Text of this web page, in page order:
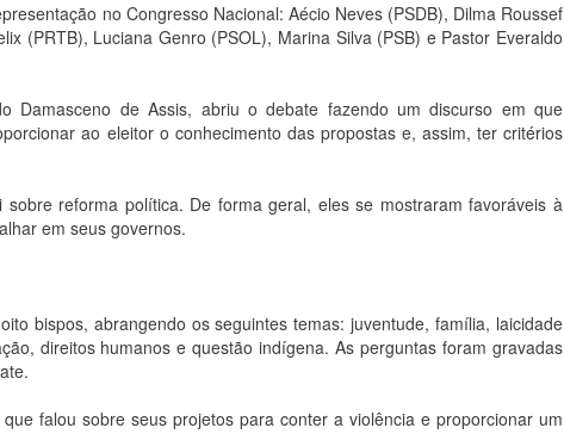
no Congresso Nacional: Aécio Neves (PSDB), Dilma Roussef
(PRTB), Luciana Genro (PSOL), Marina Silva (PSB) e Pastor Everaldo
Damasceno de Assis, abriu o debate fazendo um discurso em que
ao eleitor o conhecimento das propostas e, assim, ter critérios
reforma política. De forma geral, eles se mostraram favoráveis à
em seus governos.
bispos, abrangendo os seguintes temas: juventude, família, laicidade
direitos humanos e questão indígena. As perguntas foram gravadas
falou sobre seus projetos para conter a violência e proporcionar um